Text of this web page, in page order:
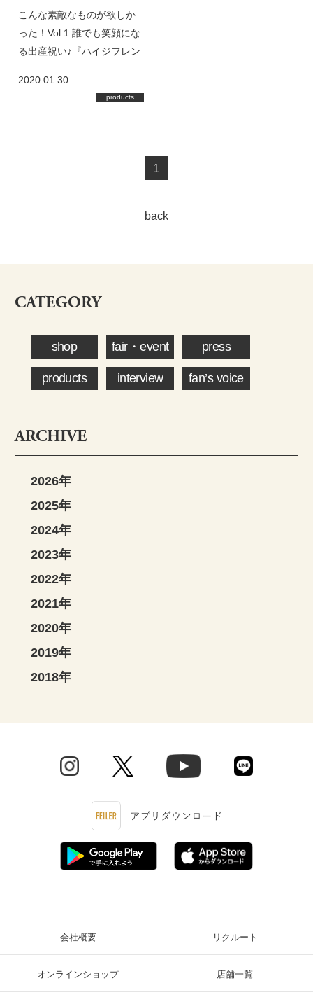
こんな素敵なものが欲しか
った！Vol.1 誰でも笑顔にな
る出産祝い♪『ハイジフレン
2020.01.30
products
1
back
CATEGORY
shop fair・event press
products interview fan’s voice
ARCHIVE
2026年
2025年
2024年
2023年
2022年
2021年
2020年
2019年
2018年
会社概要 リクルート
オンラインショップ 店舗一覧